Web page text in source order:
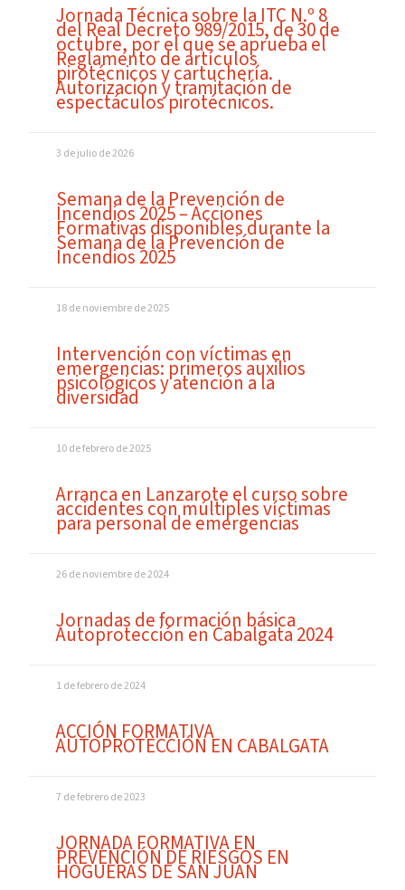
Jornada Técnica sobre la ITC N.º 8
del Real Decreto 989/2015, de 30 de
octubre, por el que se aprueba el
Reglamento de artículos
pirotécnicos y cartuchería.
Autorización y tramitación de
espectáculos pirotécnicos.
3 de julio de 2026
Semana de la Prevención de
Incendios 2025 – Acciones
Formativas disponibles durante la
Semana de la Prevención de
Incendios 2025
18 de noviembre de 2025
Intervención con víctimas en
emergencias: primeros auxilios
psicológicos y atención a la
diversidad
10 de febrero de 2025
Arranca en Lanzarote el curso sobre
accidentes con múltiples víctimas
para personal de emergencias
26 de noviembre de 2024
Jornadas de formación básica
Autoprotección en Cabalgata 2024
1 de febrero de 2024
ACCIÓN FORMATIVA
AUTOPROTECCIÓN EN CABALGATA
7 de febrero de 2023
JORNADA FORMATIVA EN
PREVENCIÓN DE RIESGOS EN
HOGUERAS DE SAN JUAN